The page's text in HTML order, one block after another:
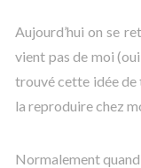
Aujourd’hui on se
vient pas de moi (oui
trouvé cette idée de
la reproduire chez
Normalement